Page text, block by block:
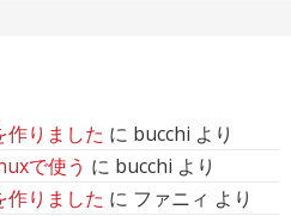
作りました に bucchi より
で使う に bucchi より
作りました に ファニィ より